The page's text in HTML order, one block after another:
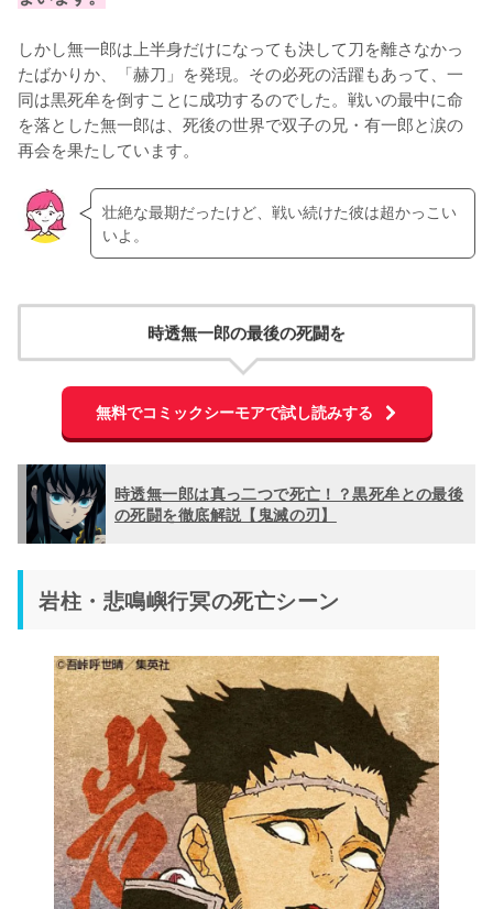
しかし無一郎は上半身だけになっても決して刀を離さなかっ
たばかりか、「赫刀」を発現。その必死の活躍もあって、一
同は黒死牟を倒すことに成功するのでした。戦いの最中に命
を落とした無一郎は、死後の世界で双子の兄・有一郎と涙の
再会を果たしています。
壮絶な最期だったけど、戦い続けた彼は超かっこい
いよ。
時透無一郎の最後の死闘を
無料でコミックシーモアで試し読みする
時透無一郎は真っ二つで死亡！？黒死牟との最後
の死闘を徹底解説【鬼滅の刃】
岩柱・悲鳴嶼行冥の死亡シーン